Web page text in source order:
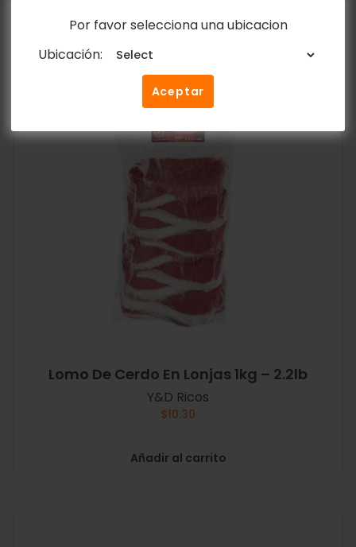
Por favor selecciona una ubicacion
Ubicación:
Aceptar
Lomo De Cerdo En Lonjas 1kg – 2.2lb
Y&D Ricos
$10.30
Añadir al carrito